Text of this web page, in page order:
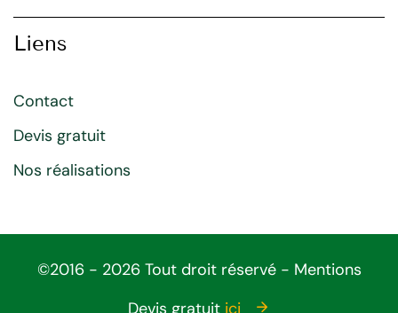
Devis gratuit ici
Liens
Contact
Devis gratuit
Nos réalisations
©2016 - 2026 Tout droit réservé - Mentions